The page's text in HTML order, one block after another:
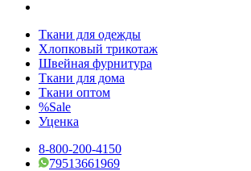
Ткани для одежды
Хлопковый трикотаж
Швейная фурнитура
Ткани для дома
Ткани оптом
%Sale
Уценка
8-800-200-4150
79513661969